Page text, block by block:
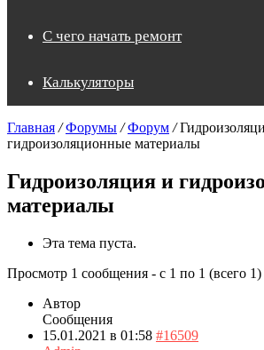
С чего начать ремонт
Калькуляторы
Главная / Форумы / Форум /
гидроизоляционные материалы
Гидроизоляция и
материалы
Эта тема пуста.
Просмотр 1 сообщения - с 1 по 1 (всего 1)
Автор
Сообщения
15.01.2021 в 01:58 #16509